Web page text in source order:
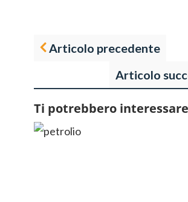
Articolo precedente
Articolo
Ti potrebbero